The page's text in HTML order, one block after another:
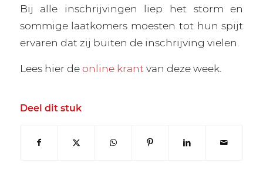
Bij alle inschrijvingen liep het storm en
sommige laatkomers moesten tot hun spijt
ervaren dat zij buiten de inschrijving vielen.
Lees hier deonline krant van deze week.
Deel dit stuk